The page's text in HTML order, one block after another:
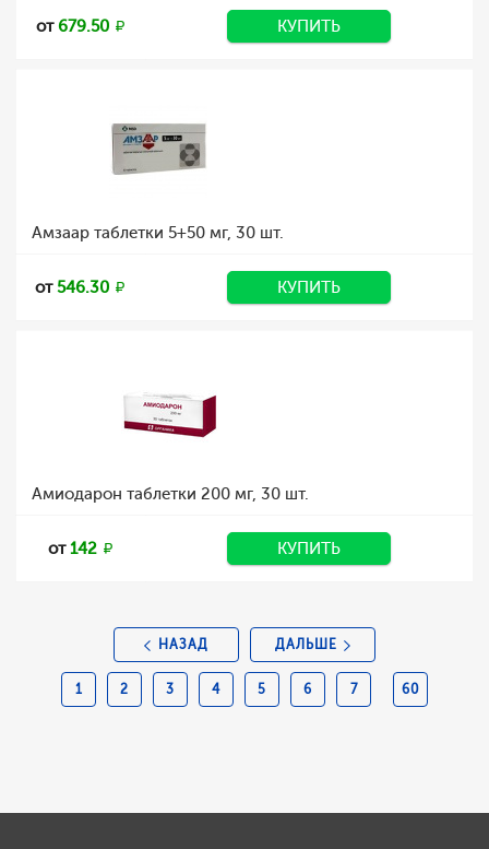
от679.50 КУПИТЬ
Амзаар таблетки 5+50 мг, 30 шт.
от546.30 КУПИТЬ
Амиодарон таблетки 200 мг, 30 шт.
от142 КУПИТЬ
НАЗАД
1 2 3 4 5 6 7 60
ДАЛЬШЕ